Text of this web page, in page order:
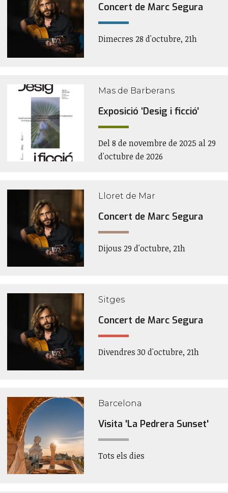
Concert de Marc Segura
Dimecres 28 d'octubre, 21h
Mas de Barberans
Exposició ‘Desig i ficció’
Del 8 de novembre de 2025 al 29
d'octubre de 2026
Lloret de Mar
Concert de Marc Segura
Dijous 29 d'octubre, 21h
Sitges
Concert de Marc Segura
Divendres 30 d'octubre, 21h
Barcelona
Visita 'La Pedrera Sunset'
Tots els dies